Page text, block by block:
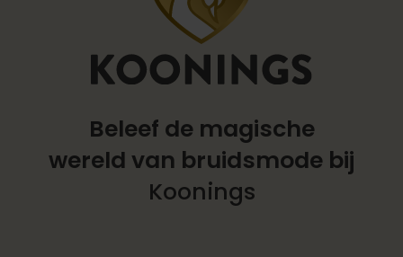
Beleef de magische
wereld van bruidsmode bij
Koonings